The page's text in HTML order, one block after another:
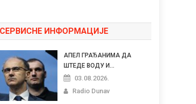
СЕРВИСНЕ ИНФОРМАЦИЈЕ
АПЕЛ ГРАЂАНИМА ДА
ШТЕДЕ ВОДУ И...
03.08.2026.
Radio Dunav